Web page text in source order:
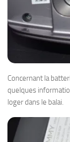
Concernant la
quelques
loger dans le balai.